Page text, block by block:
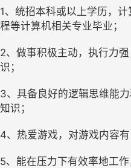
1、统招本科或以上学历，
程等计算机相关专业毕业；
2、做事积极主动，执行力
识；
3、具备良好的逻辑思维能
知识；
4、热爱游戏，对游戏内容有
5、能在压力下有效率地工